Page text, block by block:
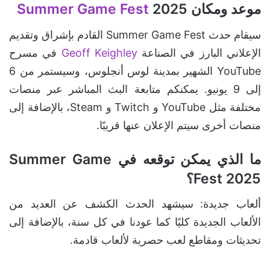
موعد ومكان Summer Game Fest 2025
سيقام حدث Summer Game Fest القادم بإشراق وتقديم
الإعلاني البارز في الصناعةGeoff Keighley في مسرح
YouTube الشهير بمدينة لوس أنجلوس، وسيستمر من 6
إلى 9 يونيو. يمكنكم متابعة البث المباشر عبر منصات
مختلفة مثل YouTube و Twitch و Steam، بالإضافة إلى
منصات أخرى سيتم الإعلان عنها قريبًا.
ما الذي يمكن توقعه في Summer Game
Fest 2025؟
ألعاب جديدة: سيشهد الحدث الكشف عن العديد من
الألعاب الجديدة كليًا كما عودنا في كل سنة، بالإضافة إلى
تحديثات ومقاطع لعب حصرية لألعاب قادمة.